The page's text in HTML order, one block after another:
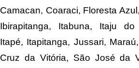
Camacan, Coaraci, Floresta
Ibirapitanga, Itabuna, Itaju do
Itapé, Itapitanga, Jussari,
Cruz da Vitória, São José da